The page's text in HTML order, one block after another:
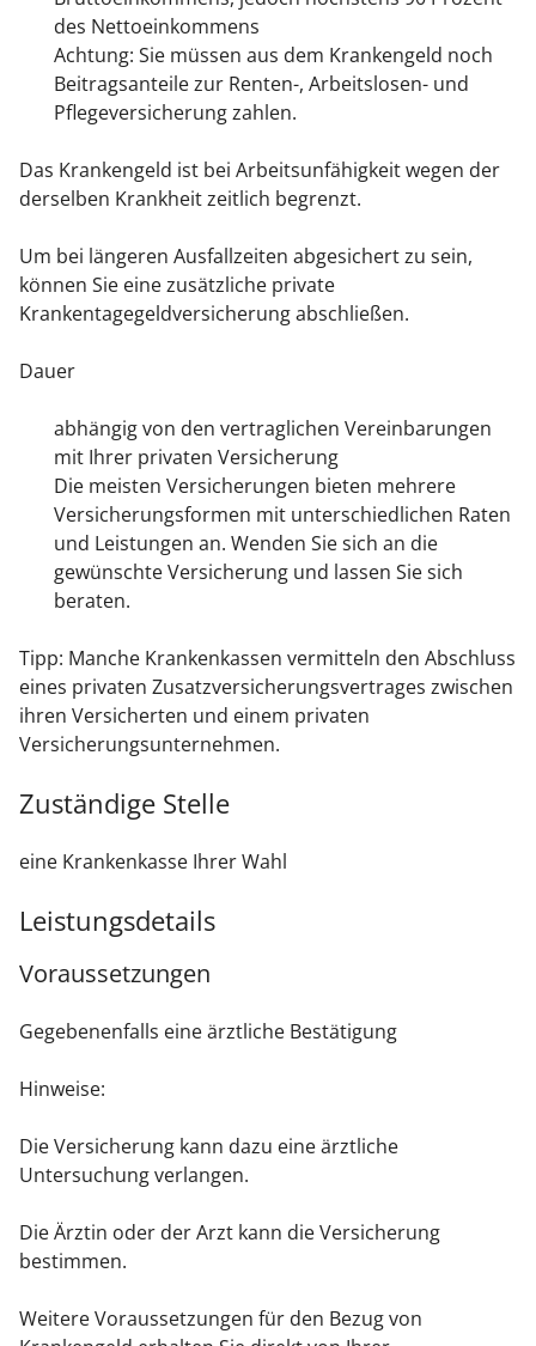
des Nettoeinkommens
Achtung: Sie müssen aus dem Krankengeld noch
Beitragsanteile zur Renten-, Arbeitslosen- und
Pflegeversicherung zahlen.
Das Krankengeld ist bei Arbeitsunfähigkeit wegen der
derselben Krankheit zeitlich begrenzt.
Um bei längeren Ausfallzeiten abgesichert zu sein,
können Sie eine zusätzliche private
Krankentagegeldversicherung abschließen.
Dauer
abhängig von den vertraglichen Vereinbarungen
mit Ihrer privaten Versicherung
Die meisten Versicherungen bieten mehrere
Versicherungsformen mit unterschiedlichen Raten
und Leistungen an. Wenden Sie sich an die
gewünschte Versicherung und lassen Sie sich
beraten.
Tipp: Manche Krankenkassen vermitteln den Abschluss
eines privaten Zusatzversicherungsvertrages zwischen
ihren Versicherten und einem privaten
Versicherungsunternehmen.
Zuständige Stelle
eine Krankenkasse Ihrer Wahl
Leistungsdetails
Voraussetzungen
Gegebenenfalls eine ärztliche Bestätigung
Hinweise:
Die Versicherung kann dazu eine ärztliche
Untersuchung verlangen.
Die Ärztin oder der Arzt kann die Versicherung
bestimmen.
Weitere Voraussetzungen für den Bezug von